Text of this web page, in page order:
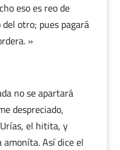
eso es reo de
otro; pues pagará
»
no se apartará
despreciado,
el hitita, y
amoníta. Así dice el